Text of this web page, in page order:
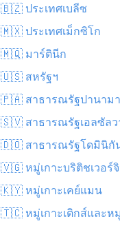
🇧🇿 ประเทศเบลีซ
🇲🇽 ประเทศเม็กซิโก
🇲🇶 มาร์ตินีก
🇺🇸 สหรัฐฯ
🇵🇦 สาธารณรัฐปานามา
🇸🇻 สาธารณรัฐเอลซัลว
🇩🇴 สาธารณรัฐโดมินิกั
🇻🇬 หมู่เกาะบริติชเวอร์
🇰🇾 หมู่เกาะเคย์แมน
🇹🇨 หมู่เกาะเติกส์และห